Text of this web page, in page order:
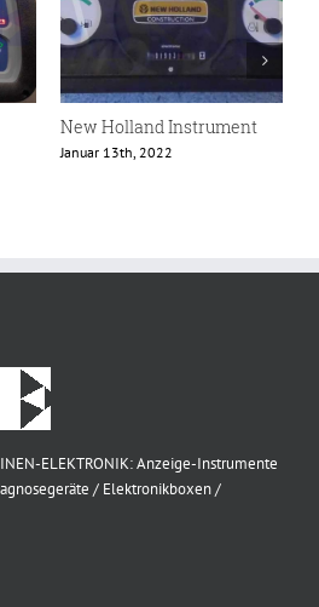
New Holland Instrument
Januar 13th, 2022
ELEKTRONIK: Anzeige-Instrumente
/ Elektronikboxen /